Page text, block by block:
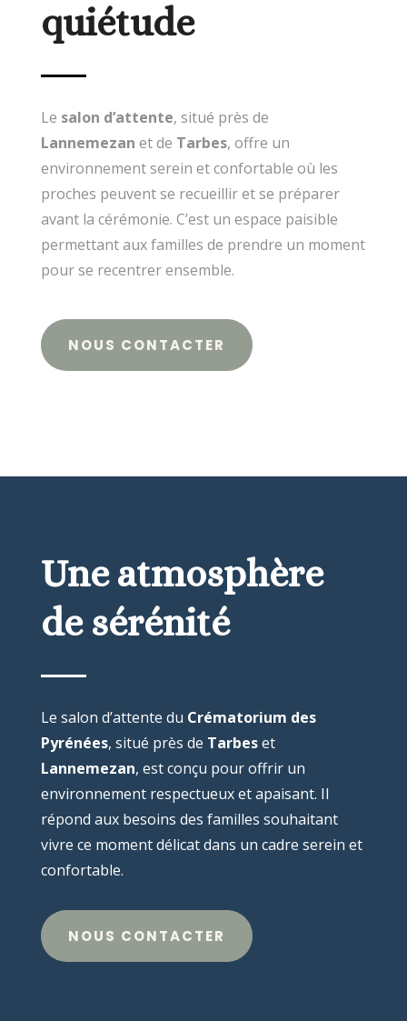
quiétude
Le salon d’attente, situé près de
Lannemezan et de Tarbes, offre un
environnement serein et confortable où les
proches peuvent se recueillir et se préparer
avant la cérémonie. C’est un espace paisible
permettant aux familles de prendre un moment
pour se recentrer ensemble.
NOUS CONTACTER
Une atmosphère
de sérénité
Le salon d’attente du Crématorium des
Pyrénées, situé près de Tarbeset
Lannemezan, est conçu pour offrir un
environnement respectueux et apaisant. Il
répond aux besoins des familles souhaitant
vivre ce moment délicat dans un cadre serein et
confortable.
NOUS CONTACTER